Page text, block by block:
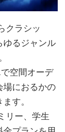
クラシッ
ゆるジャンル
空間オーデ
場におるかの
す。
リー、学生